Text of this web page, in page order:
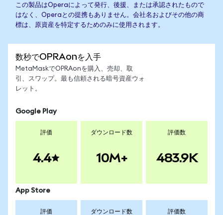
この製品はOperaによって発行、後援、または承認されたもので
はなく、Operaとの提携もありません。会社名およびその他の商
標は、原資産を特定するためのみに使用されます。
数秒でOPRAonを入手
MetaMaskでOPRAonを購入、売却、取
引、スワップ。最も信頼される暗号資産ウォ
レット。
Google Play
評価
4.4
ダウンロード数
10M+
評価数
483.9K
App Store
評価 ダウンロード数 評価数